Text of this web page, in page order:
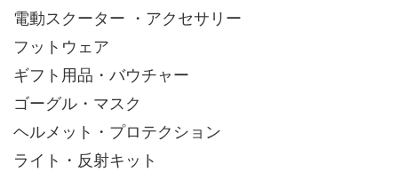
電動スクーター ・アクセサリー
フットウェア
ギフト用品・バウチャー
ゴーグル・マスク
ヘルメット・プロテクション
ライト・反射キット